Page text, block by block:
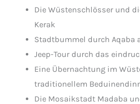
Die Wüstenschlösser und
Kerak
Stadtbummel durch Aqaba
Jeep-Tour durch das
Eine Übernachtung im
traditionellem
Die Mosaikstadt Madaba